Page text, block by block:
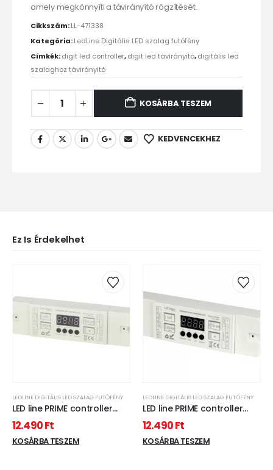
amely megkönnyíti a távirányító rögzítését.
Cikkszám:LL-471338
Kategória:LedLine Digitális LED szalag futófény
Címkék:digit led controller,digit led távirányitó,digitális led
szalaghoz távirányitó
KOSÁRBA TESZEM
KEDVENCEKHEZ
Ez Is Érdekelhet
LEDLINE DIGITÁLIS LED SZALAG FUTÓFÉNY
LED line PRIME controller
VARIANTE RF SPI DIGITAL
mono
12.490Ft
KOSÁRBA TESZEM
LEDLINE DIGITÁLIS LED SZALAG FUTÓFÉNY
LED line PRIME controller
VARIANTE RF SPI DIGITAL
RGB
12.490Ft
KOSÁRBA TESZEM